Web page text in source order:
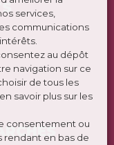
services,
communications
au dépôt
navigation sur ce
de tous les
savoir plus sur les
consentement ou
rendant en bas de